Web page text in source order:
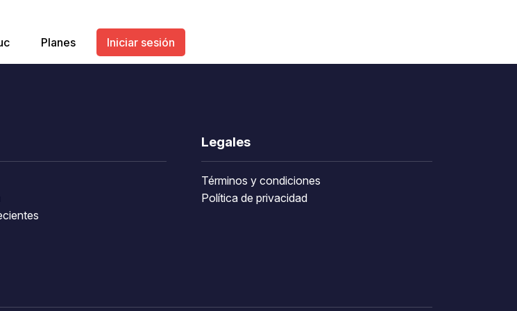
Planes Iniciar sesión
Legales
Términos y condiciones
Política de privacidad